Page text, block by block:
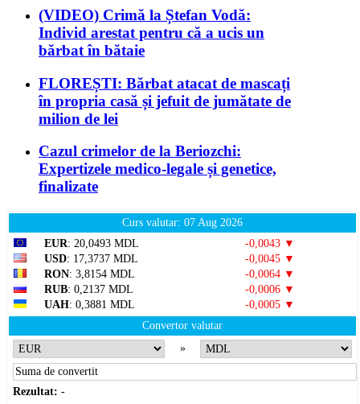
(VIDEO) Crimă la Ștefan Vodă:
Individ arestat pentru că a ucis un
bărbat în bătaie
FLOREȘTI: Bărbat atacat de mascați
în propria casă și jefuit de jumătate de
milion de lei
Cazul crimelor de la Beriozchi:
Expertizele medico-legale și genetice,
finalizate
Curs valutar: 07 Aug 2026
EUR: 20,0493 MDL
-0,0043 ▼
USD: 17,3737 MDL
-0,0045 ▼
RON: 3,8154 MDL
-0,0064 ▼
RUB: 0,2137 MDL
-0,0006 ▼
UAH: 0,3881 MDL
-0,0005 ▼
Convertor valutar
»
Rezultat: -